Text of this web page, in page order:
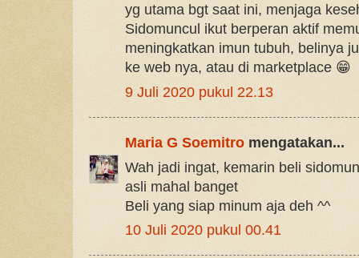
yg utama bgt saat ini, menjaga
Sidomuncul ikut berperan aktif
meningkatkan imun tubuh, belinya
ke web nya, atau di marketplace 😁
9 Juli 2020 pukul 22.13
Maria G Soemitro mengatakan...
Wah jadi ingat, kemarin beli
asli mahal banget
Beli yang siap minum aja deh ^^
10 Juli 2020 pukul 00.41